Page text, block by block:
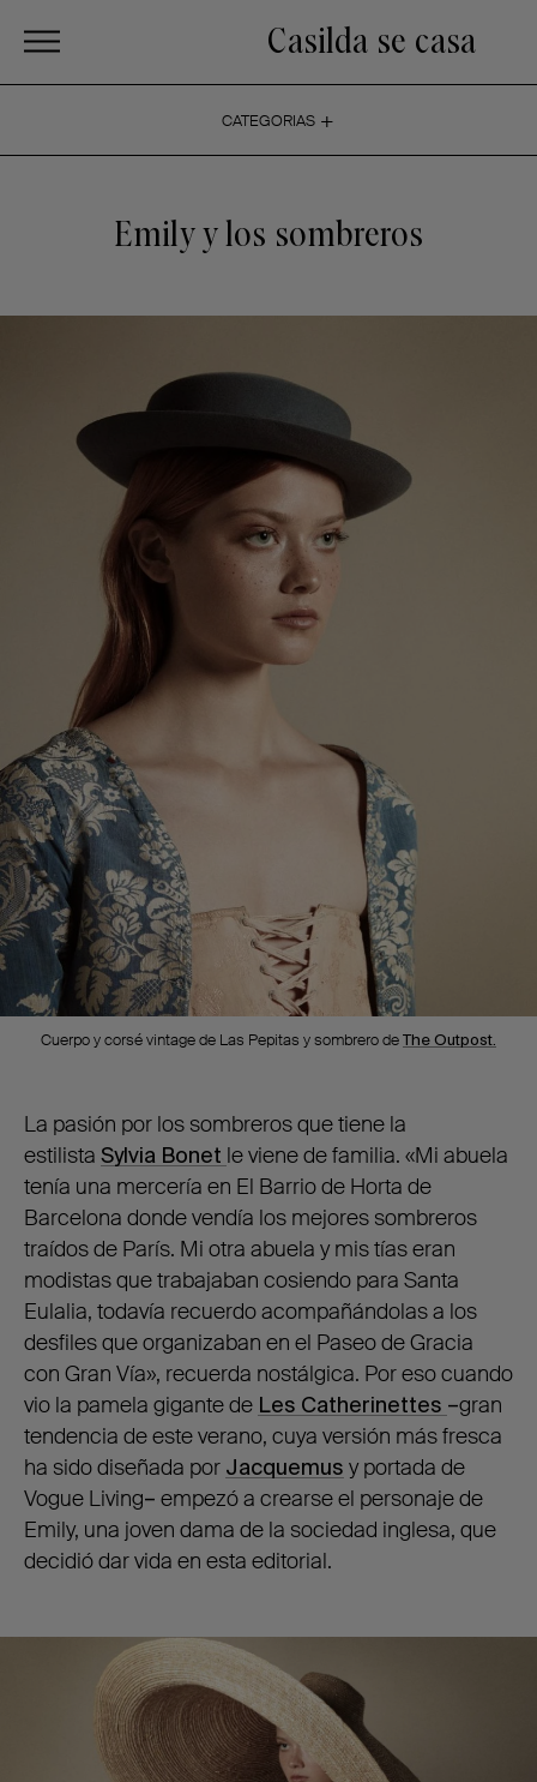
Casilda se casa
CATEGORIAS +
Emily y los sombreros
Cuerpo y corsé vintage de Las Pepitas y sombrero deThe Outpost.
La pasión por los sombreros que tiene la
estilista Sylvia Bonet le viene de familia. «Mi abuela
tenía una mercería en El Barrio de Horta de
Barcelona donde vendía los mejores sombreros
traídos de París. Mi otra abuela y mis tías eran
modistas que trabajaban cosiendo para Santa
Eulalia, todavía recuerdo acompañándolas a los
desfiles que organizaban en el Paseo de Gracia
con Gran Vía», recuerda nostálgica. Por eso cuando
vio la pamela gigante de Les Catherinettes –gran
tendencia de este verano, cuya versión más fresca
ha sido diseñada por Jacquemus y portada de
Vogue Living– empezó a crearse el personaje de
Emily, una joven dama de la sociedad inglesa, que
decidió dar vida en esta editorial.